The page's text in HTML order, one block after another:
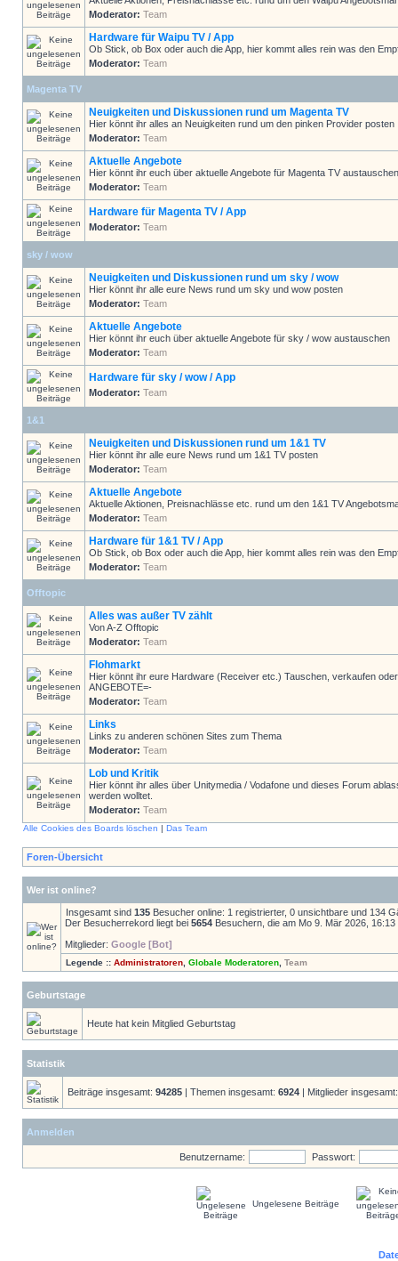
Moderator: Team
Hardware für Waipu TV / App
Ob Stick, ob Box oder auch die App, hier kommt alles rein was den
Moderator: Team
Magenta TV
Neuigkeiten und Diskussionen rund um Magenta TV
Hier könnt ihr alles an Neuigkeiten rund um den pinken Provider posten
Moderator: Team
Aktuelle Angebote
Hier könnt ihr euch über aktuelle Angebote für Magenta TV austauschen
Moderator: Team
Hardware für Magenta TV / App
Moderator: Team
sky / wow
Neuigkeiten und Diskussionen rund um sky / wow
Hier könnt ihr alle eure News rund um sky und wow posten
Moderator: Team
Aktuelle Angebote
Hier könnt ihr euch über aktuelle Angebote für sky / wow austauschen
Moderator: Team
Hardware für sky / wow / App
Moderator: Team
1&1
Neuigkeiten und Diskussionen rund um 1&1 TV
Hier könnt ihr alle eure News rund um 1&1 TV posten
Moderator: Team
Aktuelle Angebote
Aktuelle Aktionen, Preisnachlässe etc. rund um den 1&1 TV
Moderator: Team
Hardware für 1&1 TV / App
Ob Stick, ob Box oder auch die App, hier kommt alles rein was den
Moderator: Team
Offtopic
Alles was außer TV zählt
Von A-Z Offtopic
Moderator: Team
Flohmarkt
Hier könnt ihr eure Hardware (Receiver etc.) Tauschen, verkaufen
ANGEBOTE=-
Moderator: Team
Links
Links zu anderen schönen Sites zum Thema
Moderator: Team
Lob und Kritik
Hier könnt ihr alles über Unitymedia / Vodafone und dieses Forum
werden wolltet.
Moderator: Team
Alle Cookies des Boards löschen | Das Team
Foren-Übersicht
Wer ist online?
Insgesamt sind 135 Besucher online: 1 registrierter, 0 unsichtbare und 134
Der Besucherrekord liegt bei 5654 Besuchern, die am Mo 9. Mär 2026,
Mitglieder: Google [Bot]
Legende :: Administratoren Globale Moderatoren Team
Geburtstage
Heute hat kein Mitglied Geburtstag
Statistik
Beiträge insgesamt: 94285 | Themen insgesamt: 6924 | Mitglieder
Anmelden
Benutzername: Passwort:
Ungelesene Beiträge